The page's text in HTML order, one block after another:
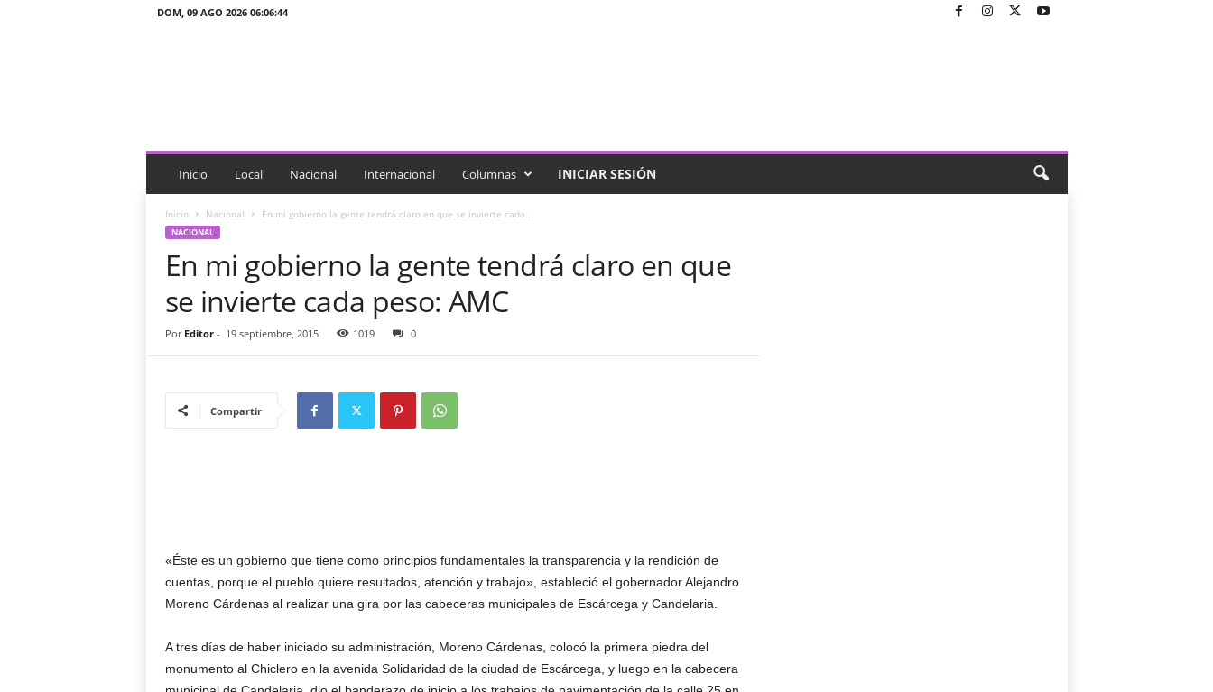
DOM, 09 AGO 2026 06:06:44
c
a
Inicio Local Nacional Internacional Columnas INICIAR SESIÓN
Inicio Nacional En mi gobierno la gente tendrá claro en que se invierte cada...
NACIONAL
En mi gobierno la gente tendrá claro en que
se invierte cada peso: AMC
Por Editor- 19 septiembre, 2015 1019 0
Compartir
«Éste es un gobierno que tiene como principios fundamentales la transparencia y la rendición de
cuentas, porque el pueblo quiere resultados, atención y trabajo», estableció el gobernador Alejandro
Moreno Cárdenas al realizar una gira por las cabeceras municipales de Escárcega y Candelaria.
A tres días de haber iniciado su administración, Moreno Cárdenas, colocó la primera piedra del
monumento al Chiclero en la avenida Solidaridad de la ciudad de Escárcega, y luego en la cabecera